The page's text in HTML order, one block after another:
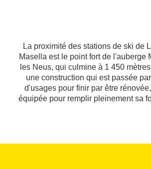
La proximité des stations de ski de
Masella est le point fort de l'auberge
les Neus, qui culmine à 1 450
une construction qui est passée
d'usages pour finir par être
équipée pour remplir pleinement sa